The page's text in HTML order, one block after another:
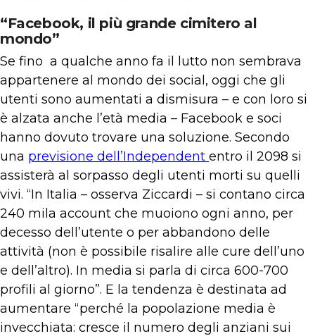
“Facebook, il più grande cimitero al
mondo”
Se fino a qualche anno fa il lutto non sembrava
appartenere al mondo dei social, oggi che gli
utenti sono aumentati a dismisura – e con loro si
è alzata anche l’età media – Facebook e soci
hanno dovuto trovare una soluzione. Secondo
una previsione dell’Independent entro il 2098 si
assisterà al sorpasso degli utenti morti su quelli
vivi. “In Italia – osserva Ziccardi – si contano circa
240 mila account che muoiono ogni anno, per
decesso dell’utente o per abbandono delle
attività (non è possibile risalire alle cure dell’uno
e dell’altro). In media si parla di circa 600-700
profili al giorno”. E la tendenza è destinata ad
aumentare “perché la popolazione media è
invecchiata: cresce il numero degli anziani sui